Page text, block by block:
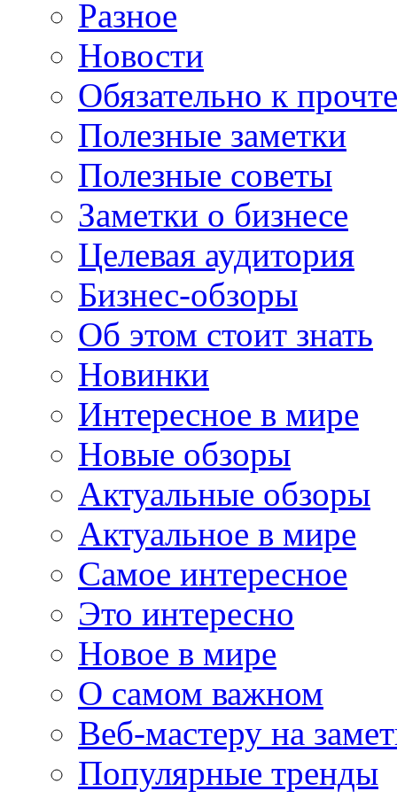
Разное
Новости
Обязательно к
Полезные заметки
Полезные советы
Заметки о бизнесе
Целевая аудитория
Бизнес-обзоры
Об этом стоит знать
Новинки
Интересное в мире
Новые обзоры
Актуальные обзоры
Актуальное в мире
Самое интересное
Это интересно
Новое в мире
О самом важном
Веб-мастеру на
Популярные тренды